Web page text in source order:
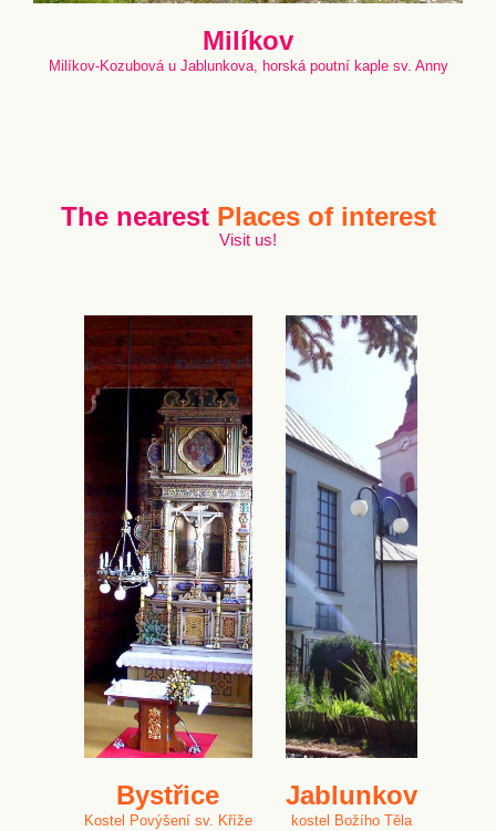
Milíkov
Milíkov-Kozubová u Jablunkova, horská poutní kaple sv. Anny
The nearest Places of interest
Visit us!
Bystřice
Kostel Povýšení sv. Kříže
Jablunkov
kostel Božího Těla